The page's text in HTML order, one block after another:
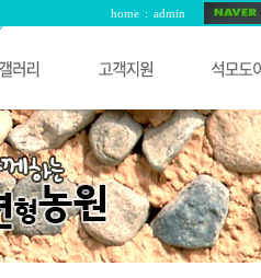
home : admin